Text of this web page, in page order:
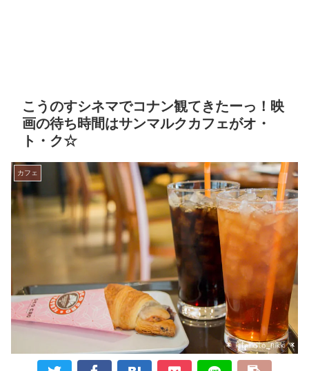
こうのすシネマでコナン観てきたーっ！映
画の待ち時間はサンマルクカフェがオ・
ト・ク☆
カフェ